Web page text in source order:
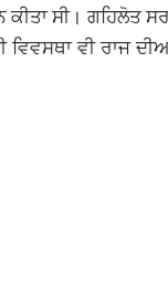
ਕੀਤਾ ਸੀ।
ਵੀ ਰਾਜ